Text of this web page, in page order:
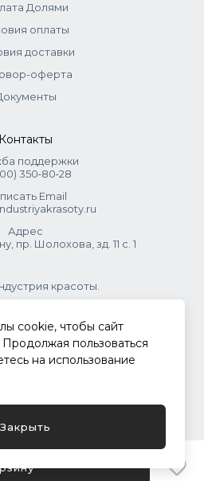
Долями
оплаты
доставки
оферта
Контакты
поддержки
350‑80‑28
Email
Адрес
пр. Шолохова, зд. 11 с. 1
красоты.
.
cookie, чтобы сайт
пользоваться
на использование
Закрыть